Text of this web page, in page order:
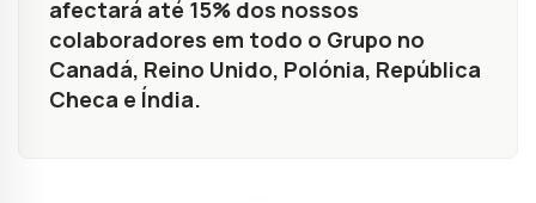
afectará até 15% dos nossos
colaboradores em todo o Grupo no
Canadá, Reino Unido, Polónia, República
Checa e Índia.